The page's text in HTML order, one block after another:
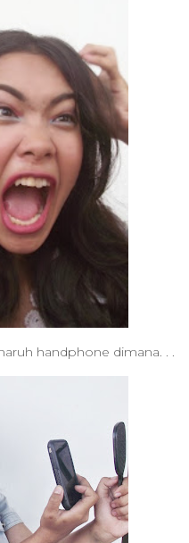
handphone dimana. . .